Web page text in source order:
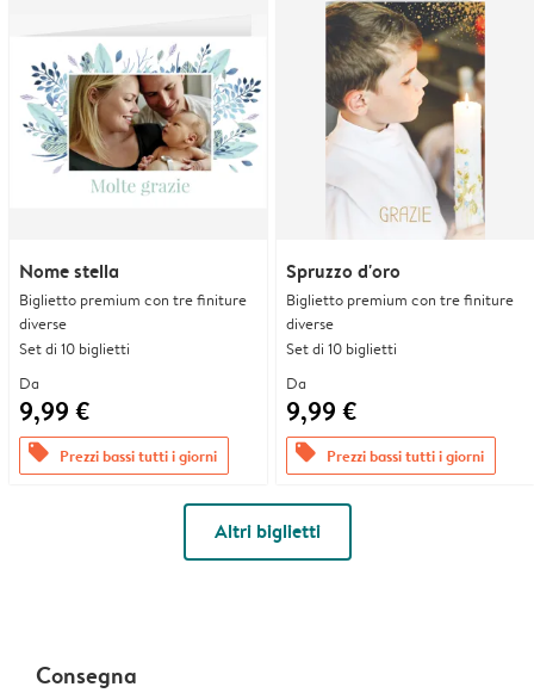
Nome stella
Biglietto premium con tre finiture
diverse
Set di 10 biglietti
Da
9,99 €
offers Prezzi bassi tutti i giorni
Spruzzo d'oro
Biglietto premium con tre finiture
diverse
Set di 10 biglietti
Da
9,99 €
offers Prezzi bassi tutti i giorni
Altri biglietti
Consegna